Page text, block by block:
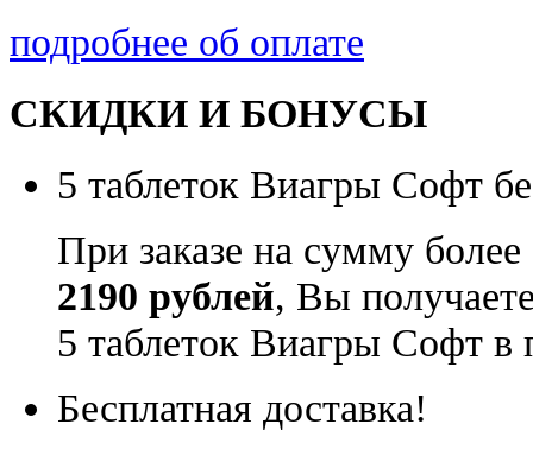
подробнее об оплате
СКИДКИ И БОНУСЫ
5 таблеток Виагры Софт
При заказе на сумму более
2190 рублей, Вы
5 таблеток Виагры Софт в
Бесплатная доставка!